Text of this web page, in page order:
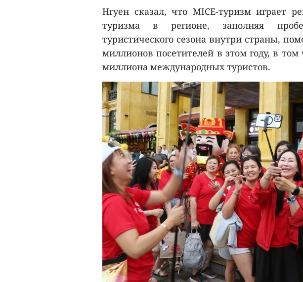
Нгуен сказал, что MICE-туризм играет
туризма в регионе, заполняя
туристического сезона внутри страны,
миллионов посетителей в этом году, в
миллиона международных туристов.